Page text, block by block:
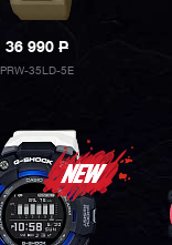
36 990 P
PRW-35LD-5E